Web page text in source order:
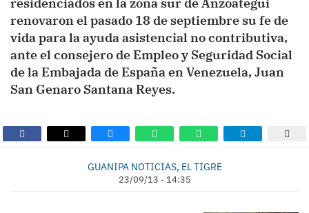
renovaron el pasado 18 de septiembre su fe de
vida para la ayuda asistencial no contributiva,
ante el consejero de Empleo y Seguridad Social
de la Embajada de España en Venezuela, Juan
San Genaro Santana Reyes.
GUANIPA NOTICIAS, EL TIGRE
23/09/13 - 14:35